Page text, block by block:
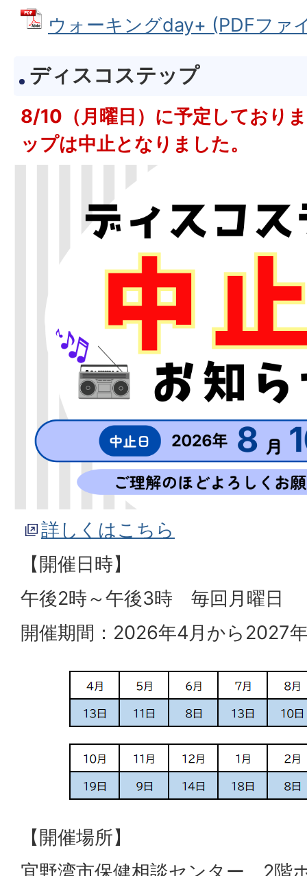
ウォーキングday+ (PDFファ
ディスコステップ
8/10（月曜日）に予定しており
ップは中止となりました。
詳しくはこちら
【開催日時】
午後2時～午後3時 毎回月曜日
開催期間：2026年4月から2027
【開催場所】